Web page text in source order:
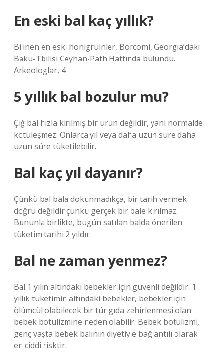
En eski bal kaç yıllık?
Bilinen en eski honigruinler, Borcomi, Georgia’daki
Baku-Tbilisi Ceyhan-Path Hattında bulundu.
Arkeologlar, 4.
5 yıllık bal bozulur mu?
Çiğ bal hızla kırılmış bir ürün değildir, yani normalde
kötüleşmez. Onlarca yıl veya daha uzun süre daha
uzun süre tüketilebilir.
Bal kaç yıl dayanır?
Çünkü bal bala dokunmadıkça, bir tarih vermek
doğru değildir çünkü gerçek bir bale kırılmaz.
Bununla birlikte, bugün satılan balda önerilen
tüketim tarihi 2 yıldır.
Bal ne zaman yenmez?
Bal 1 yılın altındaki bebekler için güvenli değildir. 1
yıllık tüketimin altındaki bebekler, bebekler için
ölümcül olabilecek bir tür gıda zehirlenmesi olan
bebek botulizmine neden olabilir. Bebek botulizmi,
genç yaşta bebek balının diyetiyle bağlantılı olarak
en ciddi risktir.